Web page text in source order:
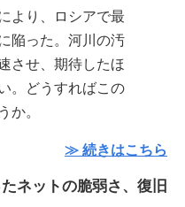
より、ロシアで最
陥った。河川の汚
させ、期待したほ
。どうすればこの
か。
≫ 続きはこちら
ネットの脆弱さ、復旧